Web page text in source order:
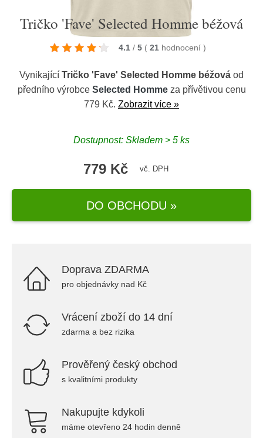
Tričko 'Fave' Selected Homme béžová
4.1 / 5 ( 21 hodnocení )
Vynikající Tričko 'Fave' Selected Homme béžová od
předního výrobce Selected Hommeza přívětivou cenu
779 Kč. Zobrazit více »
Dostupnost: Skladem > 5 ks
779 Kč vč. DPH
DO OBCHODU »
Doprava ZDARMA
pro objednávky nad Kč
Vrácení zboží do 14 dní
zdarma a bez rizika
Prověřený český obchod
s kvalitními produkty
Nakupujte kdykoli
máme otevřeno 24 hodin denně